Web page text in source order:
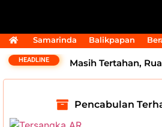
Samarinda Balikpapan
HEADLINE
Rp2,5 Triliun Masih Tertahan,
Pencabulan